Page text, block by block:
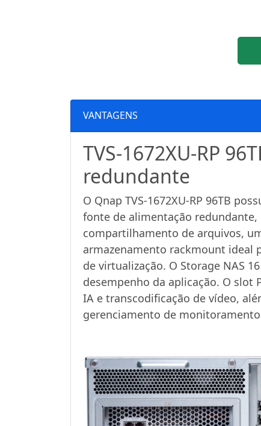
VANTAGENS
TVS-1672XU-RP
redundante
O Qnap TVS-1672XU-RP 96TB
fonte de alimentação redundante,
compartilhamento de arquivos,
armazenamento rackmount ideal
de virtualização. O Storage NAS
desempenho da aplicação. O slot
IA e transcodificação de vídeo,
gerenciamento de